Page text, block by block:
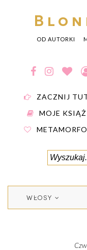
OD AUTORKI
ZACZNIJ
MOJE
WŁOSY